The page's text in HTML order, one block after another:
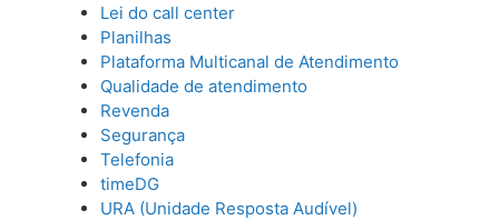
Lei do call center
Planilhas
Plataforma Multicanal de Atendimento
Qualidade de atendimento
Revenda
Segurança
Telefonia
timeDG
URA (Unidade Resposta Audível)